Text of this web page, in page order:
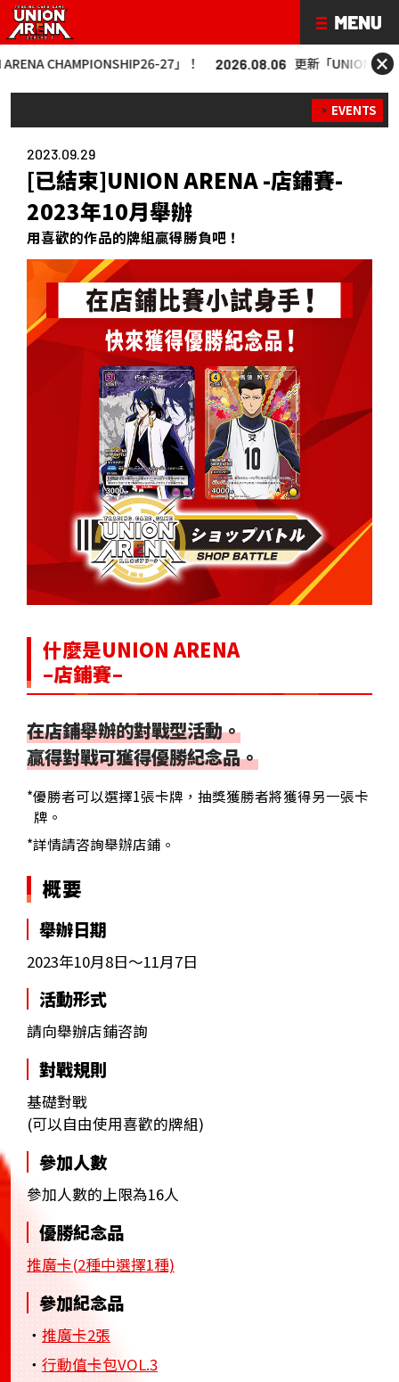
27」！ 2026.08.06 更新「UNION ARENA ×
EVENTS
2023.09.29
[已結束]UNION ARENA -店鋪賽-
2023年10月舉辦
用喜歡的作品的牌組贏得勝負吧！
什麼是UNION ARENA
–店鋪賽–
在店鋪舉辦的對戰型活動。
贏得對戰可獲得優勝紀念品。
*優勝者可以選擇1張卡牌，抽獎獲勝者將獲得另一張卡
牌。
*詳情請咨詢舉辦店鋪。
概要
舉辦日期
2023年10月8日～11月7日
活動形式
請向舉辦店鋪咨詢
對戰規則
基礎對戰
(可以自由使用喜歡的牌組)
參加人數
參加人數的上限為16人
優勝紀念品
推廣卡(2種中選擇1種)
參加紀念品
・ 推廣卡2張
・ 行動值卡包VOL.3